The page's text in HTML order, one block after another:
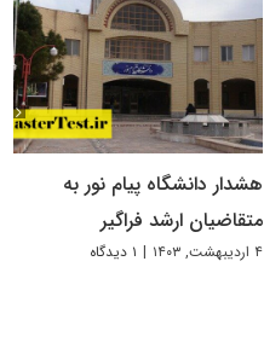
هشدار دانشگاه پیام نور به
متقاضیان ارشد فراگیر
۴ اردیبهشت, ۱۴۰۳ | ۱ دیدگاه